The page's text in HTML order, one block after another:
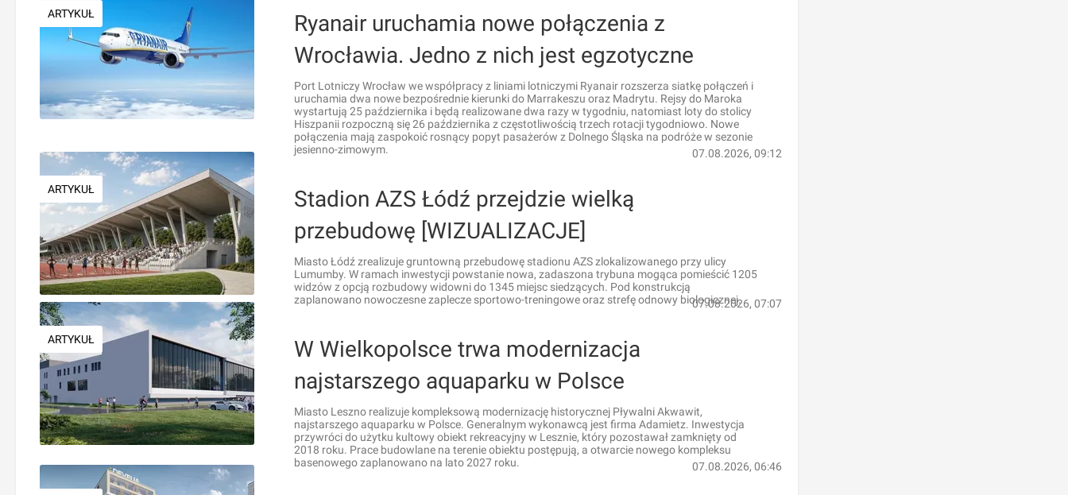
ARTYKUŁ
Ryanair uruchamia nowe połączenia z
Wrocławia. Jedno z nich jest egzotyczne
Port Lotniczy Wrocław we współpracy z liniami lotniczymi Ryanair rozszerza siatkę połączeń i
uruchamia dwa nowe bezpośrednie kierunki do Marrakeszu oraz Madrytu. Rejsy do Maroka
wystartują 25 października i będą realizowane dwa razy w tygodniu, natomiast loty do stolicy
Hiszpanii rozpoczną się 26 października z częstotliwością trzech rotacji tygodniowo. Nowe
połączenia mają zaspokoić rosnący popyt pasażerów z Dolnego Śląska na podróże w sezonie
jesienno-zimowym.
07.08.2026, 09:12
ARTYKUŁ
Stadion AZS Łódź przejdzie wielką
przebudowę [WIZUALIZACJE]
Miasto Łódź zrealizuje gruntowną przebudowę stadionu AZS zlokalizowanego przy ulicy
Lumumby. W ramach inwestycji powstanie nowa, zadaszona trybuna mogąca pomieścić 1205
widzów z opcją rozbudowy widowni do 1345 miejsc siedzących. Pod konstrukcją
zaplanowano nowoczesne zaplecze sportowo-treningowe oraz strefę odnowy biologicznej.
07.08.2026, 07:07
ARTYKUŁ
W Wielkopolsce trwa modernizacja
najstarszego aquaparku w Polsce
Miasto Leszno realizuje kompleksową modernizację historycznej Pływalni Akwawit,
najstarszego aquaparku w Polsce. Generalnym wykonawcą jest firma Adamietz. Inwestycja
przywróci do użytku kultowy obiekt rekreacyjny w Lesznie, który pozostawał zamknięty od
2018 roku. Prace budowlane na terenie obiektu postępują, a otwarcie nowego kompleksu
basenowego zaplanowano na lato 2027 roku.
07.08.2026, 06:46